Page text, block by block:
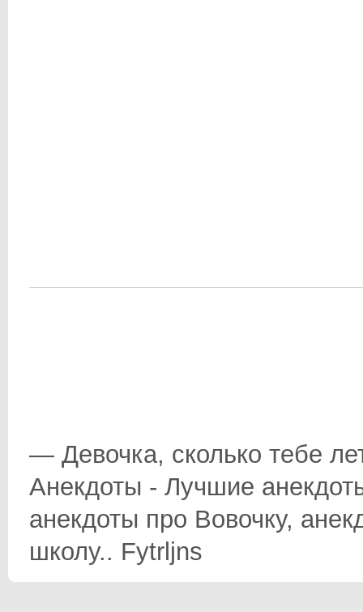
— Девочка, сколько тебе
Анекдоты - Лучшие
анекдоты про Вовочку,
школу.. Fytrljns